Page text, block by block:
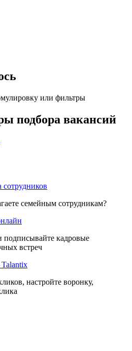
или фильтры
подбора вакансий
семейным сотрудникам?
подписывайте кадровые
встреч
Talantix
настройте воронку,